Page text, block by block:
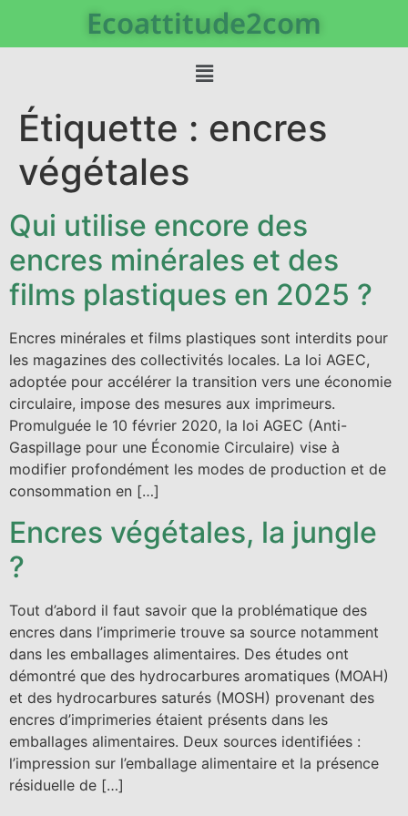
Ecoattitude2com
Étiquette : encres
végétales
Qui utilise encore des
encres minérales et des
films plastiques en 2025 ?
Encres minérales et films plastiques sont interdits pour
les magazines des collectivités locales. La loi AGEC,
adoptée pour accélérer la transition vers une économie
circulaire, impose des mesures aux imprimeurs.
Promulguée le 10 février 2020, la loi AGEC (Anti-
Gaspillage pour une Économie Circulaire) vise à
modifier profondément les modes de production et de
consommation en […]
Encres végétales, la jungle
?
Tout d’abord il faut savoir que la problématique des
encres dans l’imprimerie trouve sa source notamment
dans les emballages alimentaires. Des études ont
démontré que des hydrocarbures aromatiques (MOAH)
et des hydrocarbures saturés (MOSH) provenant des
encres d’imprimeries étaient présents dans les
emballages alimentaires. Deux sources identifiées :
l’impression sur l’emballage alimentaire et la présence
résiduelle de […]